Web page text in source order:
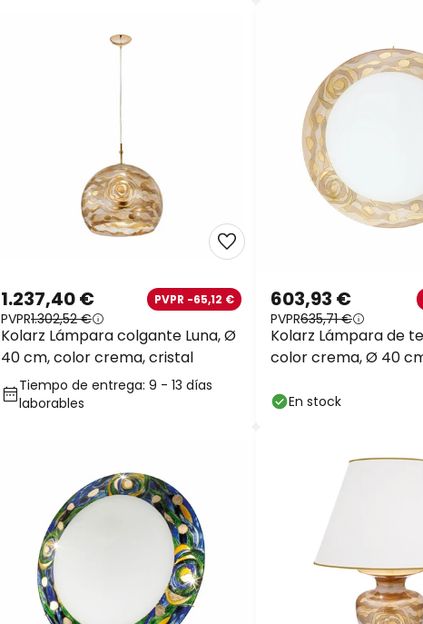
Kolarz Lámpara colgante Luna, Ø
40 cm, color crema, cristal
1.237,40 € PVPR -65,12 €
PVPR1.302,52 €
Tiempo de entrega: 9 - 13 días
laborables
Kolarz Lámpara de
color crema, Ø 40
603,93 €
PVPR635,71 €
En stock